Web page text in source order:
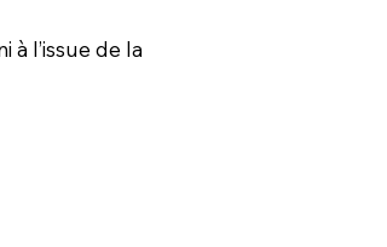
à l’issue de la